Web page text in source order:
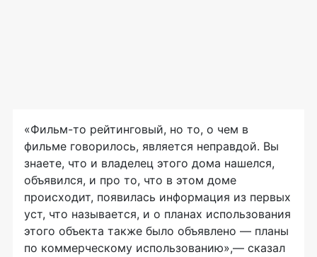
«Фильм-то рейтинговый, но то, о чем в
фильме говорилось, является неправдой. Вы
знаете, что и владелец этого дома нашелся,
объявился, и про то, что в этом доме
происходит, появилась информация из первых
уст, что называется, и о планах использования
этого объекта также было объявлено — планы
по коммерческому использованию»,— сказал